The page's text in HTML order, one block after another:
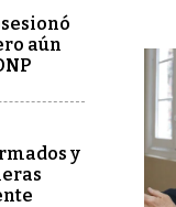
aún
y